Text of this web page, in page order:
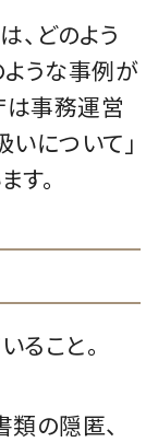
、どのよう
ような事例が
事務運営
について」
す。
こと。
の隠匿、